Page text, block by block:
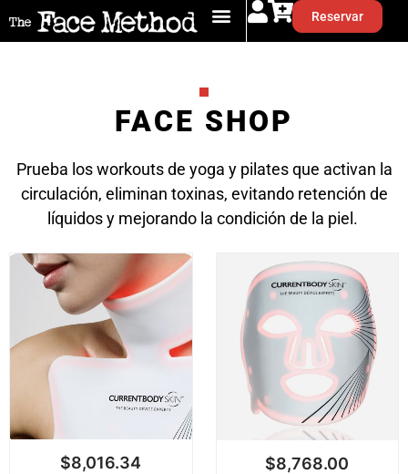
Reservar
FACE SHOP
Prueba los workouts de yoga y pilates que activan la
circulación, eliminan toxinas, evitando retención de
líquidos y mejorando la condición de la piel.
$8,016.34 $8,768.00